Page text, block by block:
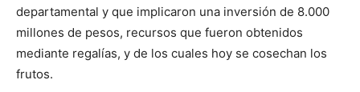
departamental y que implicaron una inversión de 8.000
millones de pesos, recursos que fueron obtenidos
mediante regalías, y de los cuales hoy se cosechan los
frutos.